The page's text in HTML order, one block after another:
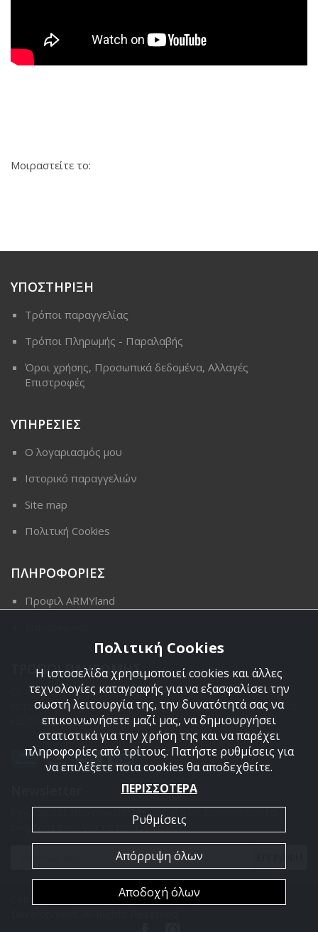
Μοιραστείτε το:
ΥΠΟΣΤΗΡΙΞΗ
Τρόποι παραγγελίας
Τρόποι Πληρωμής - Παραλαβής
Όροι χρήσης, Προσωπικά δεδομένα, Αλλαγές
Επιστροφές
ΥΠΗΡΕΣΙΕΣ
Ο λογαριασμός μου
Ιστορικό παραγγελιών
Site map
Πολιτική Cookies
ΠΛΗΡΟΦΟΡΙΕΣ
Προφιλ ARMYland
ΤΡΟΠΟΙ ΠΛΗΡΩΜΗΣ
Οι διαθέσιμοι τρόποι πληρωμής είναι η Αντικαταβολή,
κατάθεση σε τραπεζικό μας λογαριασμό, πιστωτική κάρτα
και πληρωμή με PayPal.
Εγγραφείτε στο newsletter μας για να είσαστε πάντα
ενημερωμένοι για τα προϊόντα μας.
Copyright 2026 Armyland. Powered by
Πολιτική Cookies
Η ιστοσελίδα χρησιμοποιεί cookies και άλλες
τεχνολογίες καταγραφής για να εξασφαλίσει την
σωστή λειτουργία της, την δυνατότητά σας να
επικοινωνήσετε μαζί μας, να δημιουργήσει
στατιστικά για την χρήση της και να παρέχει
πληροφορίες από τρίτους. Πατήστε ρυθμίσεις για
να επιλέξετε ποια cookies θα αποδεχθείτε.
ΠΕΡΙΣΣΟΤΕΡΑ
Ρυθμίσεις
Απόρριψη όλων
Αποδοχή όλων